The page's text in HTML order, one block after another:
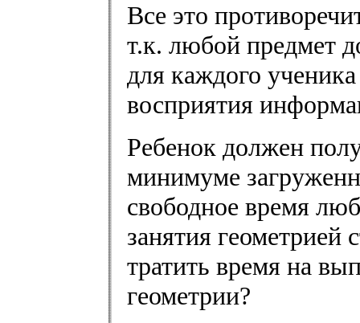
Все это
т.к. любой предмет
для каждого
восприятия
Ребенок должен
минимуме
свободное время
занятия
тратить время на
геометрии?